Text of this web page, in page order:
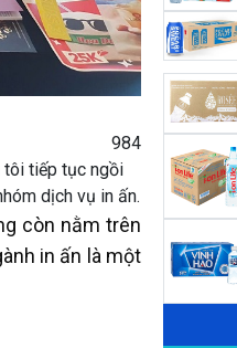
984
tôi tiếp tục ngồi
dịch vụ in ấn.
còn nằm trên
in ấn là một